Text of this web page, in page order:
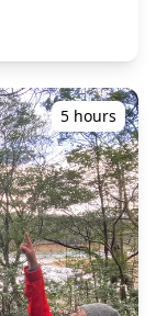
pusat kota
pilih. Kami
melalui
berhubungan!
Stasiun
Anda akan
kuil suci,
Tur
di Kuil
akan belajar
jubah
Buddha -
di sepanjang
sutra di
Henshoin -
5 hours